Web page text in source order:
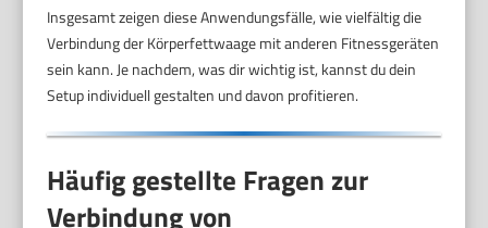
Insgesamt zeigen diese Anwendungsfälle, wie vielfältig die
Verbindung der Körperfettwaage mit anderen Fitnessgeräten
sein kann. Je nachdem, was dir wichtig ist, kannst du dein
Setup individuell gestalten und davon profitieren.
Häufig gestellte Fragen zur
Verbindung von